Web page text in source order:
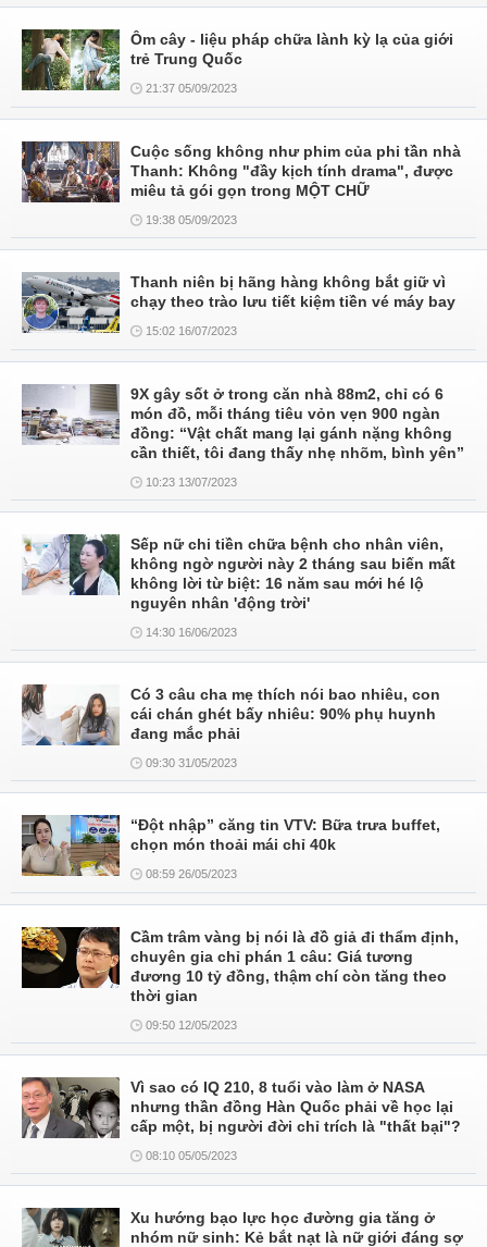
Ôm cây - liệu pháp chữa lành kỳ lạ của giới
trẻ Trung Quốc
21:37 05/09/2023
Cuộc sống không như phim của phi tần nhà
Thanh: Không "đầy kịch tính drama", được
miêu tả gói gọn trong MỘT CHỮ
19:38 05/09/2023
Thanh niên bị hãng hàng không bắt giữ vì
chạy theo trào lưu tiết kiệm tiền vé máy bay
15:02 16/07/2023
9X gây sốt ở trong căn nhà 88m2, chỉ có 6
món đồ, mỗi tháng tiêu vỏn vẹn 900 ngàn
đồng: “Vật chất mang lại gánh nặng không
cần thiết, tôi đang thấy nhẹ nhõm, bình yên”
10:23 13/07/2023
Sếp nữ chi tiền chữa bệnh cho nhân viên,
không ngờ người này 2 tháng sau biến mất
không lời từ biệt: 16 năm sau mới hé lộ
nguyên nhân 'động trời'
14:30 16/06/2023
Có 3 câu cha mẹ thích nói bao nhiêu, con
cái chán ghét bấy nhiêu: 90% phụ huynh
đang mắc phải
09:30 31/05/2023
“Đột nhập” căng tin VTV: Bữa trưa buffet,
chọn món thoải mái chỉ 40k
08:59 26/05/2023
Cầm trâm vàng bị nói là đồ giả đi thẩm định,
chuyên gia chỉ phán 1 câu: Giá tương
đương 10 tỷ đồng, thậm chí còn tăng theo
thời gian
09:50 12/05/2023
Vì sao có IQ 210, 8 tuổi vào làm ở NASA
nhưng thần đồng Hàn Quốc phải về học lại
cấp một, bị người đời chỉ trích là "thất bại"?
08:10 05/05/2023
Xu hướng bạo lực học đường gia tăng ở
nhóm nữ sinh: Kẻ bắt nạt là nữ giới đáng sợ